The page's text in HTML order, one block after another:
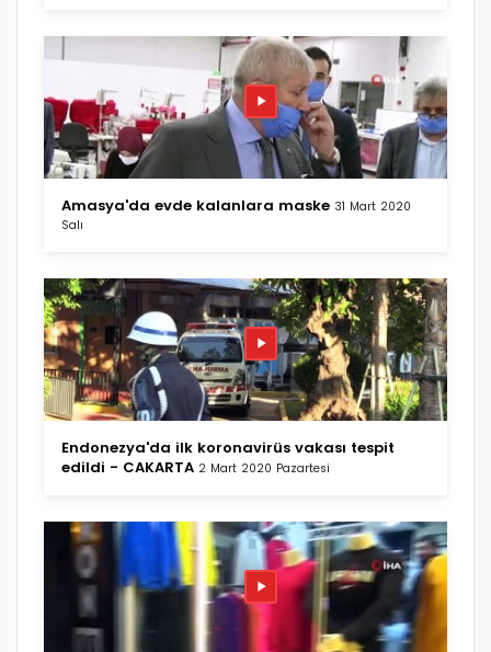
Amasya'da evde kalanlara maske 31 Mart 2020
Salı
Endonezya'da ilk koronavirüs vakası tespit
edildi - CAKARTA 2 Mart 2020 Pazartesi